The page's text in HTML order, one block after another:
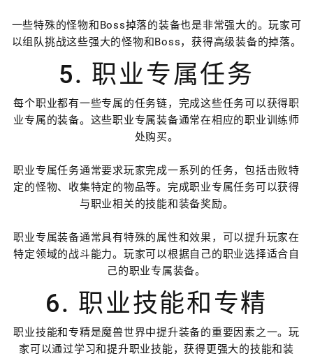
一些特殊的怪物和Boss掉落的装备也是非常强大的。玩家可
以组队挑战这些强大的怪物和Boss，获得高级装备的掉落。
5. 职业专属任务
每个职业都有一些专属的任务链，完成这些任务可以获得职
业专属的装备。这些职业专属装备通常在相应的职业训练师
处购买。
职业专属任务通常要求玩家完成一系列的任务，包括击败特
定的怪物、收集特定的物品等。完成职业专属任务可以获得
与职业相关的技能和装备奖励。
职业专属装备通常具有特殊的属性和效果，可以提升玩家在
特定领域的战斗能力。玩家可以根据自己的职业选择适合自
己的职业专属装备。
6. 职业技能和专精
职业技能和专精是魔兽世界中提升装备的重要因素之一。玩
家可以通过学习和提升职业技能，获得更强大的技能和装